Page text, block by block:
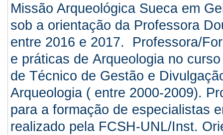
Missão Arqueológica Sueca em
sob a orientação da Professora
entre 2016 e 2017. Professora/
e práticas de Arqueologia no
de Técnico de Gestão e
Arqueologia ( entre 2000-2009).
para a formação de especialistas
realizado pela FCSH-UNL/Inst.